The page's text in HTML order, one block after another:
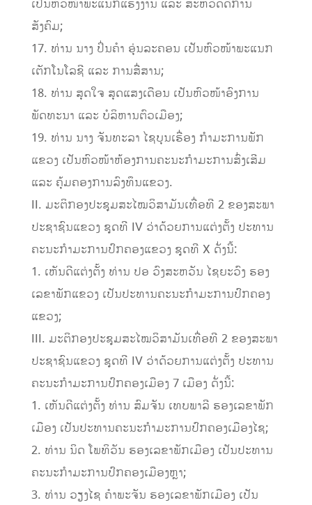
ເປັນຫົວໜ້າພະແນກແຮງງານ ແລະ ສະຫວັດດີການ
ສັງຄົມ;
17. ທ່ານ ນາງ ປິ່ນຄໍາ ອຸ່ນລະຄອນ ເປັນຫົວໜ້າພະແນກ
ເຕັກໂນໂລຊີ ແລະ ການສື່ສານ;
18. ທ່ານ ສຸດໃຈ ສຸດແສງເດືອນ ເປັນຫົວໜ້າອົງການ
ພັດທະນາ ແລະ ບໍລິຫານຕົວເມືອງ;
19. ທ່ານ ນາງ ຈັນທະລາ ໄຊບຸນເຮື່ອງ ກໍາມະການພັກ
ແຂວງ ເປັນຫົວໜ້າຫ້ອງການຄະນະກໍາມະການສົ່ງເສີມ
ແລະ ຄຸ້ມຄອງການລົງທຶນແຂວງ.
II. ມະຕິກອງປະຊຸມສະໄໝວິສາມັນເທື່ອທີ 2 ຂອງສະພາ
ປະຊາຊົນແຂວງ ຊຸດທີ IV ວ່າດ້ວຍການແຕ່ງຕັ້ງ ປະທານ
ຄະນະກໍາມະການປົກຄອງແຂວງ ຊຸດທີ X ດັ່ງນີ້:
1. ເຫັນດີແຕ່ງຕັ້ງ ທ່ານ ປອ ວົງສະຫວັນ ໄຊຍະວົງ ຮອງ
ເລຂາພັກແຂວງ ເປັນປະທານຄະນະກໍາມະການປົກຄອງ
ແຂວງ;
III. ມະຕິກອງປະຊຸມສະໄໝວິສາມັນເທື່ອທີ 2 ຂອງສະພາ
ປະຊາຊົນແຂວງ ຊຸດທີ IV ວ່າດ້ວຍການແຕ່ງຕັ້ງ ປະທານ
ຄະນະກໍາມະການປົກຄອງເມືອງ 7 ເມືອງ ດັ່ງນີ້:
1. ເຫັນດີແຕ່ງຕັ້ງ ທ່ານ ສົມຈັນ ເທບພາລີ ຮອງເລຂາພັກ
ເມືອງ ເປັນປະທານຄະນະກໍາມະການປົກຄອງເມືອງໄຊ;
2. ທ່ານ ນິດ ໂພທິວັນ ຮອງເລຂາພັກເມືອງ ເປັນປະທານ
ຄະນະກໍາມະການປົກຄອງເມືອງຫຼາ;
3. ທ່ານ ວຽງໄຊ ຄໍາພະຈັນ ຮອງເລຂາພັກເມືອງ ເປັນ